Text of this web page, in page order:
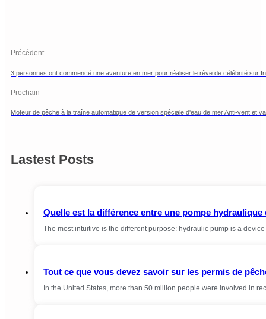
Précédent
3 personnes ont commencé une aventure en mer pour réaliser le rêve de célébrité sur
Prochain
Moteur de pêche à la traîne automatique de version spéciale d'eau de mer Anti-vent et
Lastest Posts
Quelle est la différence entre une pompe
The most intuitive is the different purpose: hydraulic pump is a
Tout ce que vous devez savoir sur les permis de
In the United States, more than 50 million people were involved in